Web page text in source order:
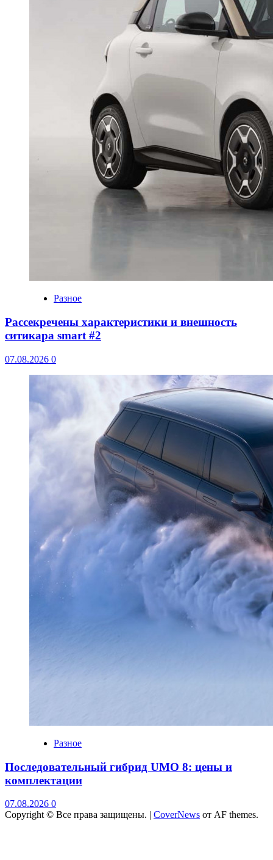
Разное
Рассекречены характеристики и внешность
ситикара smart #2
07.08.2026 0
Разное
Последовательный гибрид UMO 8: цены и
комплектации
07.08.2026 0
Copyright © Все права защищены. | CoverNews от AF themes.